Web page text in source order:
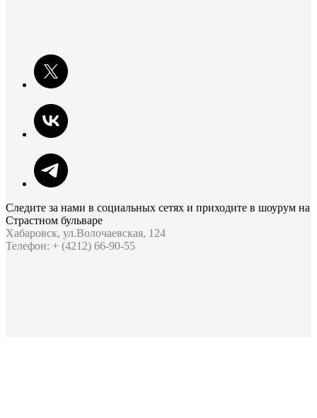
Следите за нами в социальных сетях и приходите в шоурум на
Страстном бульваре
Хабаровск, ул.Волочаевская, 124
Телефон: + (4212) 66-90-55